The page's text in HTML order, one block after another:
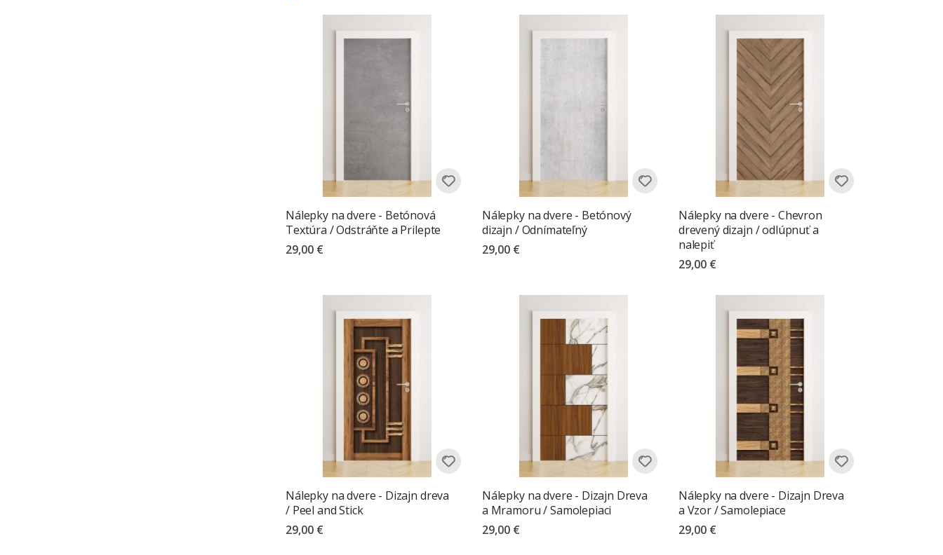
Nálepky na dvere - Betónová
Textúra / Odstráňte a Prilepte
29,00 €
Nálepky na dvere - Betónový
dizajn / Odnímateľný
29,00 €
Nálepky na dvere - Chevron
drevený dizajn / odlúpnuť a
nalepiť
29,00 €
Nálepky na dvere - Dizajn dreva
/ Peel and Stick
29,00 €
Nálepky na dvere - Dizajn Dreva
a Mramoru / Samolepiaci
29,00 €
Nálepky na dvere - Dizajn Dreva
a Vzor / Samolepiace
29,00 €